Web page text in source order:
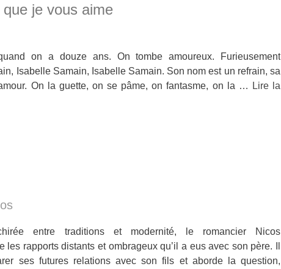
que je vous aime
on a douze ans. On tombe amoureux. Furieusement
Isabelle Samain, Isabelle Samain. Son nom est un refrain, sa
On la guette, on se pâme, on fantasme, on la …
Lire la
entre traditions et modernité, le romancier Nicos
les rapports distants et ombrageux qu’il a eus avec son père. Il
ses futures relations avec son fils et aborde la question,